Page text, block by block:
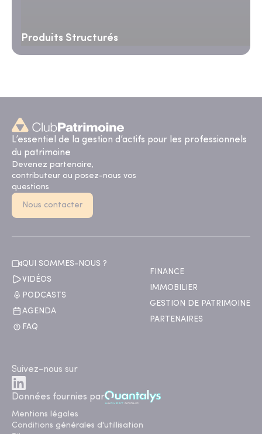
Produits Structurés
L’essentiel de la gestion d’actifs pour les professionnels
du patrimoine
Devenez partenaire,
contributeur ou posez-nous vos
questions
Nous contacter
QUI SOMMES-NOUS ?
VIDÉOS
PODCASTS
AGENDA
FAQ
FINANCE
IMMOBILIER
GESTION DE PATRIMOINE
PARTENAIRES
Suivez-nous sur
Données fournies par
Mentions légales
Conditions générales d'utillisation